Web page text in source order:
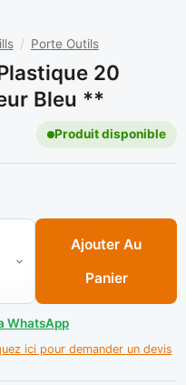
/ Porte Outils
20
Bleu **
Produit disponible
20 Compartiments
Ajouter Au
Panier
WhatsApp
ici pour demander un devis